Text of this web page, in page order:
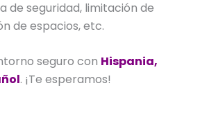
de seguridad, limitación de
de espacios, etc.
seguro con Hispania,
. ¡Te esperamos!